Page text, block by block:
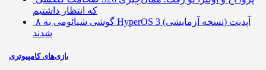
که انتظار داشتیم
۸ گوشی شیائومی به HyperOS 3 (نسخه آزمایشی) آپدیت
شدند
بازی‌های کامپیوتری